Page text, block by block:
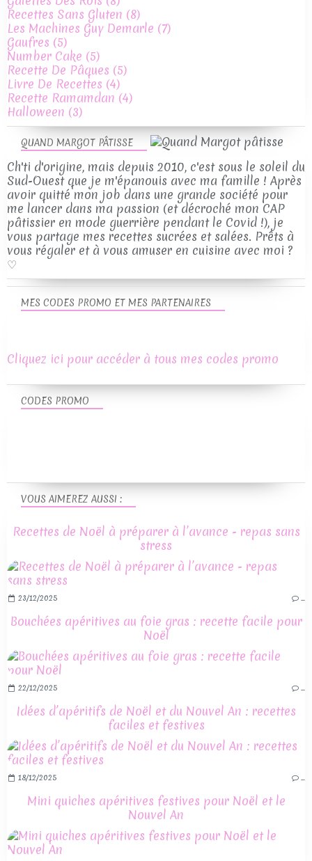
QUAND MARGOT PÂTISSE
Ch'ti d'origine, mais depuis 2010, c'est sous le soleil du
Sud-Ouest que je m'épanouis avec ma famille ! Après
avoir quitté mon job dans une grande société pour
me lancer dans ma passion (et décroché mon CAP
pâtissier en mode guerrière pendant le Covid !), je
vous partage mes recettes sucrées et salées. Prêts à
vous régaler et à vous amuser en cuisine avec moi ?
♡
VOUS AIMEREZ AUSSI :
Recettes de Noël à préparer à l’avance - repas sans
stress
23/12/2025 …
Bouchées apéritives au foie gras : recette facile pour
Noël
22/12/2025 …
Idées d’apéritifs de Noël et du Nouvel An : recettes
faciles et festives
18/12/2025 …
Mini quiches apéritives festives pour Noël et le
Nouvel An
Recettes Sans Gluten (8)
Les Machines Guy Demarle (7)
Gaufres (5)
Number Cake (5)
Recette De Pâques (5)
Livre De Recettes (4)
Recette Ramamdan (4)
Halloween (3)
CODES PROMO
MES CODES PROMO ET MES PARTENAIRES
Cliquez ici pour accéder à tous mes codes promo